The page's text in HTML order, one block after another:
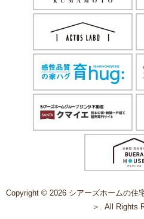
Copyright © 2026 シアーズホームの住
＞. All Rights